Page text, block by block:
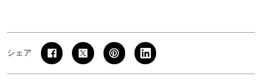
シェア